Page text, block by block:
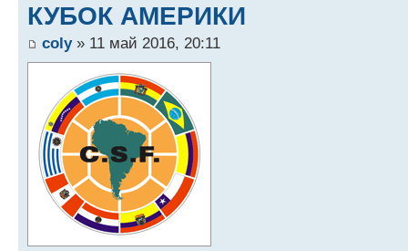
КУБОК АМЕРИКИ
coly» 11 май 2016, 20:11